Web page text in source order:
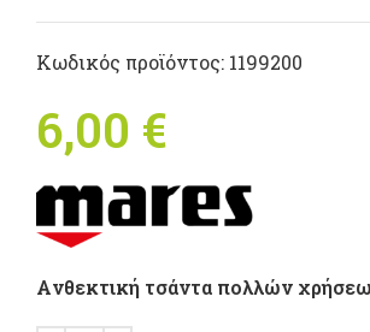
Κωδικός προϊόντος: 1199200
6,00 €
Aνθεκτική τσάντα πολλών